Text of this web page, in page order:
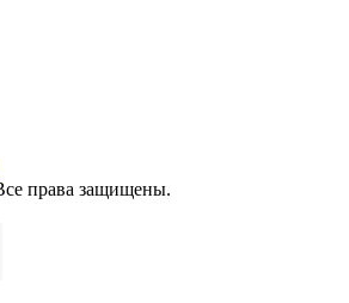
права защищены.